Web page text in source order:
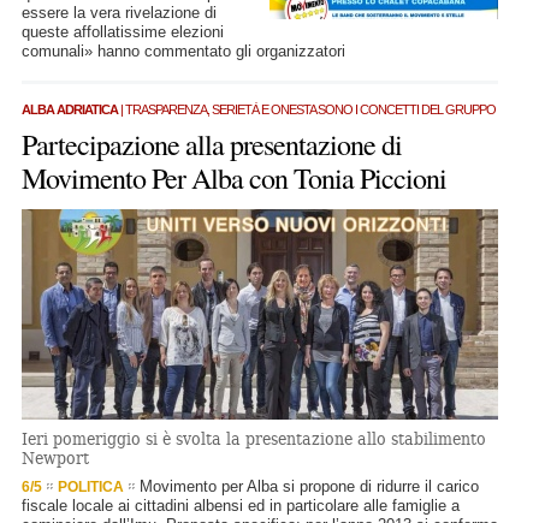
essere la vera rivelazione di
queste affollatissime elezioni
comunali» hanno commentato gli organizzatori
ALBA ADRIATICA| TRASPARENZA, SERIETÀ E ONESTA SONO I CONCETTI DEL GRUPPO
Partecipazione alla presentazione di
Movimento Per Alba con Tonia Piccioni
Ieri pomeriggio si è svolta la presentazione allo stabilimento
Newport
6/5 POLITICA
Movimento per Alba si propone di ridurre il carico
fiscale locale ai cittadini albensi ed in particolare alle famiglie a